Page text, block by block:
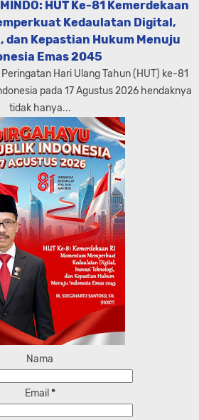
HUT Ke-81 Kemerdekaan
Kedaulatan Digital,
dan Kepastian Hukum Menuju
Emas 2045
Hari Ulang Tahun (HUT) ke-81
pada 17 Agustus 2026 hendaknya
tidak hanya...
Nama
Email *